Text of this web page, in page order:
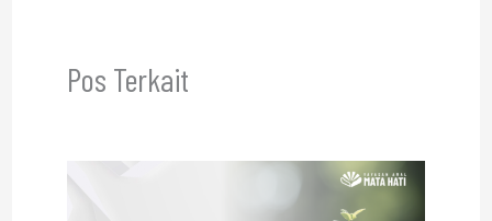
Pos Terkait